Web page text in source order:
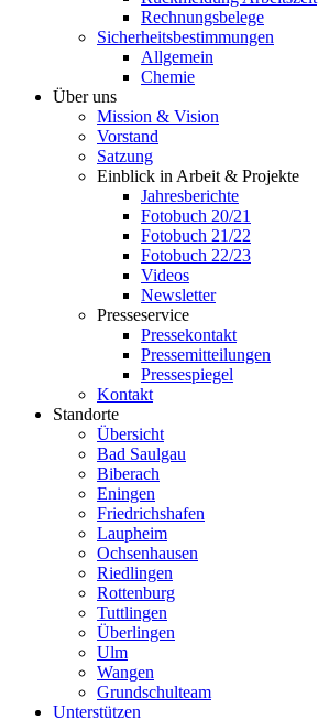
Rechnungsbelege
Sicherheitsbestimmungen
Allgemein
Chemie
Über uns
Mission & Vision
Vorstand
Satzung
Einblick in Arbeit & Projekte
Jahresberichte
Fotobuch 20/21
Fotobuch 21/22
Fotobuch 22/23
Videos
Newsletter
Presseservice
Pressekontakt
Pressemitteilungen
Pressespiegel
Kontakt
Standorte
Übersicht
Bad Saulgau
Biberach
Eningen
Friedrichshafen
Laupheim
Ochsenhausen
Riedlingen
Rottenburg
Tuttlingen
Überlingen
Ulm
Wangen
Grundschulteam
Unterstützen